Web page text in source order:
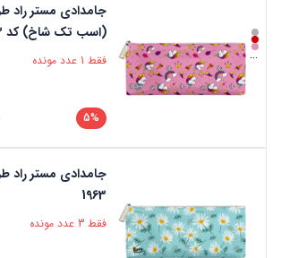
...
جامدادی مستر راد
(اسب تک شاخ) کد 1973
فقط 1 عدد مونده
5%
جامدادی مستر راد
1963
فقط 3 عدد مونده